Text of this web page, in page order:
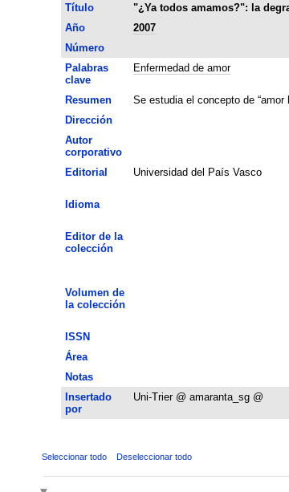
Título
"¿Ya todos amamos?": la
Año
2007
Número
Palabras
clave
Enfermedad de amor
Resumen
Se estudia el concepto de
Dirección
Autor
corporativo
Editorial Universidad del País Vasco
Idioma
Editor de la
colección
Volumen de
la colección
ISSN
Área
Notas
Insertado
por
Uni-Trier @ amaranta_sg @
Seleccionar todo Deseleccionar todo